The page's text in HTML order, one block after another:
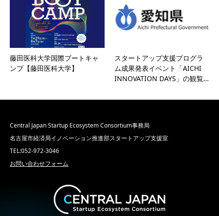
藤田医科大学国際ブートキャ
ンプ【藤田医科大学】
スタートアップ支援プログラ
ム成果発表イベント「AICHI
INNOVATION DAYS」の観覧…
Central Japan Startup Ecosystem Consortium事務局
名古屋市経済局イノベーション推進部スタートアップ支援室
TEL:052-972-3046
お問い合わせフォーム